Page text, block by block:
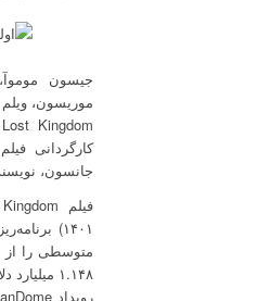
جیسون
جانسون،
متوسطی را از